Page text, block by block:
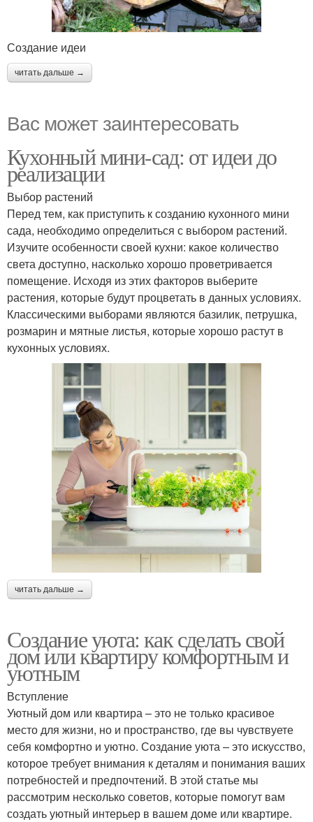
Создание идеи
читать дальше →
Вас может заинтересовать
Кухонный мини-сад: от идеи до
реализации
Выбор растений
Перед тем, как приступить к созданию кухонного мини
сада, необходимо определиться с выбором растений.
Изучите особенности своей кухни: какое количество
света доступно, насколько хорошо проветривается
помещение. Исходя из этих факторов выберите
растения, которые будут процветать в данных условиях.
Классическими выборами являются базилик, петрушка,
розмарин и мятные листья, которые хорошо растут в
кухонных условиях.
читать дальше →
Создание уюта: как сделать свой
дом или квартиру комфортным и
уютным
Вступление
Уютный дом или квартира – это не только красивое
место для жизни, но и пространство, где вы чувствуете
себя комфортно и уютно. Создание уюта – это искусство,
которое требует внимания к деталям и понимания ваших
потребностей и предпочтений. В этой статье мы
рассмотрим несколько советов, которые помогут вам
создать уютный интерьер в вашем доме или квартире.